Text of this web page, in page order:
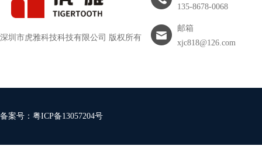
深圳市虎雅科技科技有限公司 版权所有
135-8678-0068
邮箱
xjc818@126.com
备案号： 粤ICP备13057204号